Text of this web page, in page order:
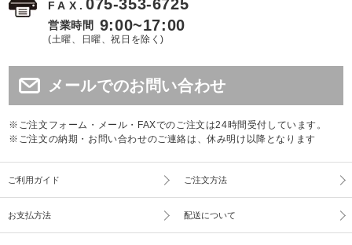
FAX.075-353-6725
営業時間 9:00~17:00
(土曜、日曜、祝日を除く)
メールでのお問い合わせ
※ご注文フォーム・メール・FAXでのご注文は24時間受付しています。
※ご注文の納期・お問い合わせのご連絡は、休み明け以降となります
ご利用ガイド ご注文方法
お支払方法 配送について